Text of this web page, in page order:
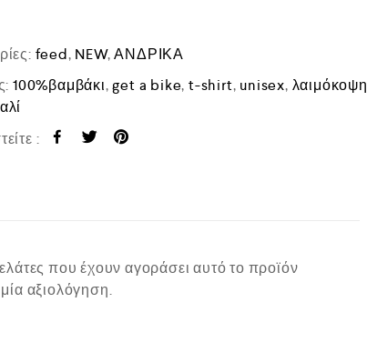
feed, NEW,ΑΝΔΡΙΚΑ
100%βαμβάκι,get a bike,t-shirt, unisex, λαιμόκοψη
:
που έχουν αγοράσει αυτό το προϊόν
αξιολόγηση.